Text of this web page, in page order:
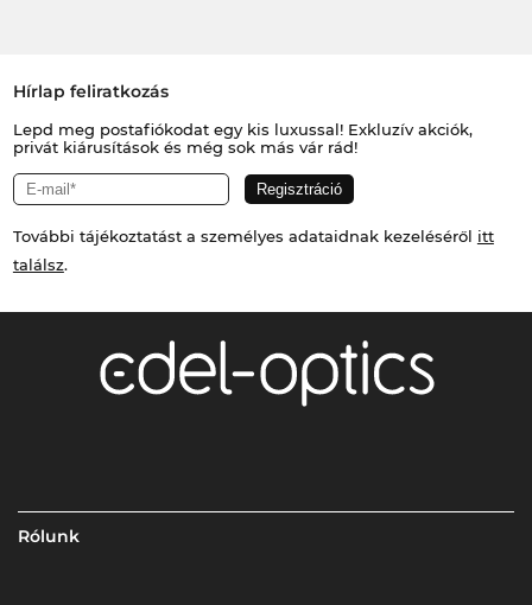
Hírlap feliratkozás
Lepd meg postafiókodat egy kis luxussal! Exkluzív akciók,
privát kiárusítások és még sok más vár rád!
További tájékoztatást a személyes adataidnak kezeléséről itt
találsz.
Rólunk